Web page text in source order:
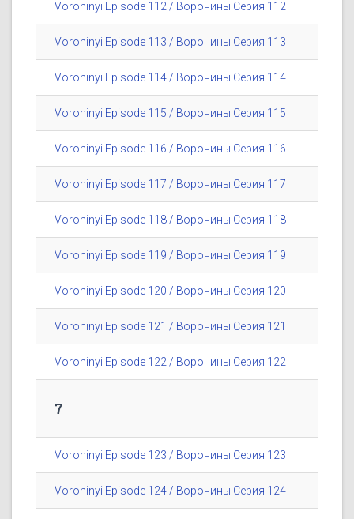
Voroninyi Episode 112 / Воронины Серия 112
Voroninyi Episode 113 / Воронины Серия 113
Voroninyi Episode 114 / Воронины Серия 114
Voroninyi Episode 115 / Воронины Серия 115
Voroninyi Episode 116 / Воронины Серия 116
Voroninyi Episode 117 / Воронины Серия 117
Voroninyi Episode 118 / Воронины Серия 118
Voroninyi Episode 119 / Воронины Серия 119
Voroninyi Episode 120 / Воронины Серия 120
Voroninyi Episode 121 / Воронины Серия 121
Voroninyi Episode 122 / Воронины Серия 122
7
Voroninyi Episode 123 / Воронины Серия 123
Voroninyi Episode 124 / Воронины Серия 124